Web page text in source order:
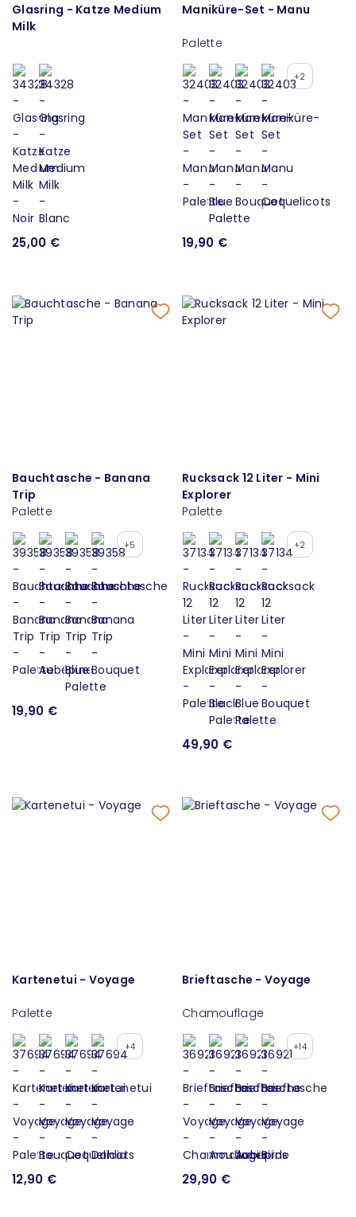
Glasring - Katze Medium
Milk
25,00 €
Maniküre-Set - Manu
Palette
+2
19,90 €
Bauchtasche - Banana
Trip
Palette
+5
19,90 €
Rucksack 12 Liter - Mini
Explorer
Palette
+2
49,90 €
Kartenetui - Voyage
Palette
+4
12,90 €
Brieftasche - Voyage
Chamouflage
+14
29,90 €